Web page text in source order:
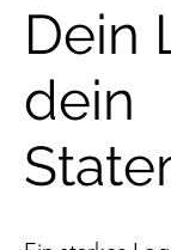
Dein
dein